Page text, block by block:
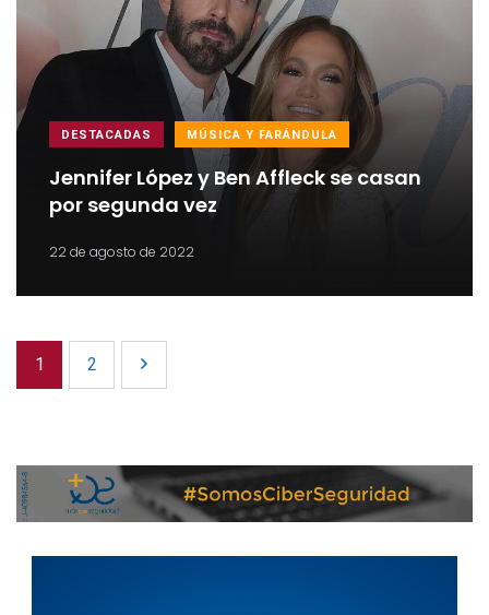
DESTACADAS MÚSICA Y FARÁNDULA
Jennifer López y Ben Affleck se casan
por segunda vez
22 de agosto de 2022
1 2